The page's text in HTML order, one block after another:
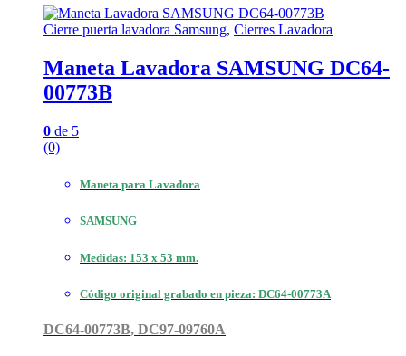
Cierre puerta lavadora Samsung, Cierres Lavadora
Maneta Lavadora SAMSUNG DC64-
00773B
0 de 5
(0)
Maneta para Lavadora
SAMSUNG
Medidas: 153 x 53 mm.
Código original grabado en pieza: DC64-00773A
DC64-00773B, DC97-09760A